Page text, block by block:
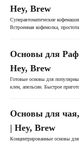
Hey, Brew
Суперавтоматические
Встроенная кофемолка,
Основы для Раф
Hey, Brew
Готовые основы для
клен, апельсин. Быстрое
Основы для
| Hey, Brew
Концентрированные основы